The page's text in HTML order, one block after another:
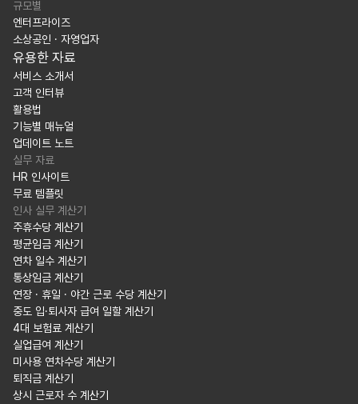
규모별
엔터프라이즈
소상공인 · 자영업자
유용한 자료
서비스 소개서
고객 인터뷰
활용법
기능별 매뉴얼
업데이트 노트
실무 자료
HR 인사이트
무료 템플릿
인사 실무 계산기
주휴수당 계산기
평균임금 계산기
연차 일수 계산기
통상임금 계산기
연장 · 휴일 · 야간 근로 수당 계산기
중도 입·퇴사자 급여 일할 계산기
4대 보험료 계산기
실업급여 계산기
미사용 연차수당 계산기
퇴직금 계산기
상시 근로자 수 계산기